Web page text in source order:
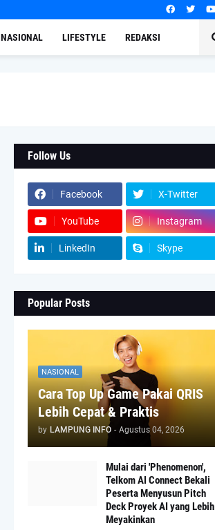
NASIONAL LIFESTYLE REDAKSI
Follow Us
Facebook X-Twitter
YouTube Instagram
LinkedIn Skype
Popular Posts
NASIONAL
Cara Top Up Game Pakai QRIS
Lebih Cepat & Praktis
by LAMPUNG INFO - Agustus 04, 2026
Mulai dari 'Phenomenon',
Telkom AI Connect Bekali
Peserta Menyusun Pitch
Deck Proyek AI yang Lebih
Meyakinkan